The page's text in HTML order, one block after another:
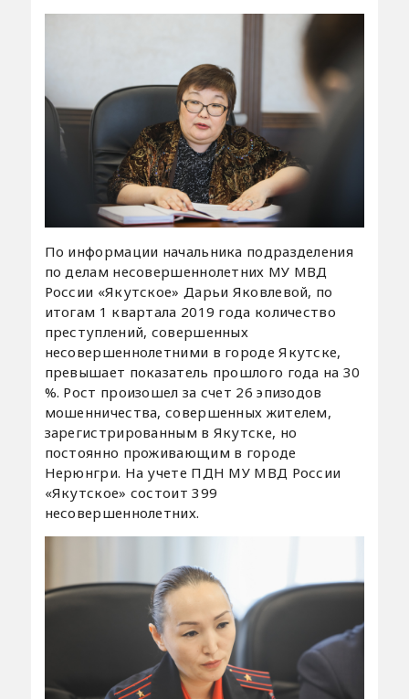
По информации начальника подразделения
по делам несовершеннолетних МУ МВД
России «Якутское» Дарьи Яковлевой, по
итогам 1 квартала 2019 года количество
преступлений, совершенных
несовершеннолетними в городе Якутске,
превышает показатель прошлого года на 30
%. Рост произошел за счет 26 эпизодов
мошенничества, совершенных жителем,
зарегистрированным в Якутске, но
постоянно проживающим в городе
Нерюнгри. На учете ПДН МУ МВД России
«Якутское» состоит 399
несовершеннолетних.